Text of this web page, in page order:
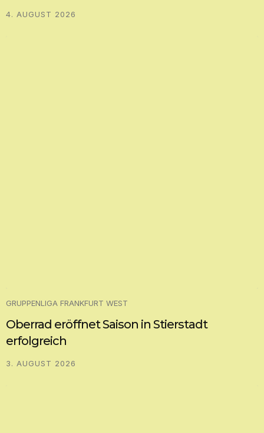
4. AUGUST 2026
GRUPPENLIGA FRANKFURT WEST
Oberrad eröffnet Saison in Stierstadt
erfolgreich
3. AUGUST 2026